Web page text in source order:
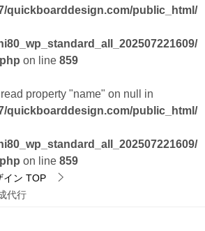
quickboarddesign.com/public_html/
on line 859
property "name" on null in
quickboarddesign.com/public_html/
on line 859
イン TOP
代行